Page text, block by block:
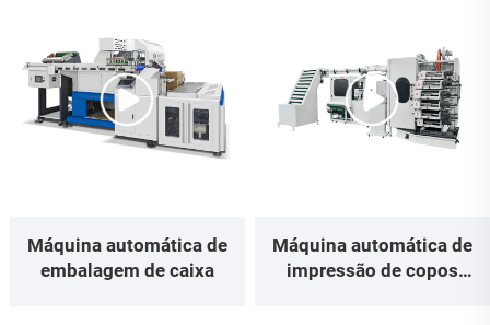
Máquina automática de
embalagem de caixa
Máquina automática de
impressão de copos